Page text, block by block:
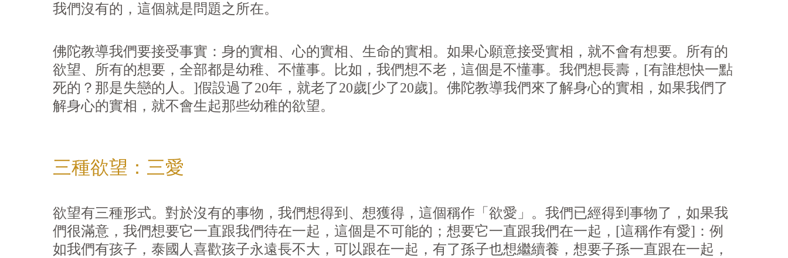
我們沒有的，這個就是問題之所在。
佛陀教導我們要接受事實：身的實相、心的實相、生命的實相。如果心願意接受實相，就不會有想要。所有的
欲望、所有的想要，全部都是幼稚、不懂事。比如，我們想不老，這個是不懂事。我們想長壽，[有誰想快一點
死的？那是失戀的人。]假設過了20年，就老了20歲[少了20歲]。佛陀教導我們來了解身心的實相，如果我們了
解身心的實相，就不會生起那些幼稚的欲望。
三種欲望：三愛
欲望有三種形式。對於沒有的事物，我們想得到、想獲得，這個稱作「 欲愛」。我們已經得到事物了，如果我
們很滿意，我們想要它一直跟我們待在一起，這個是不可能的；想要它一直跟我們在一起，[這稱作有愛]：例
如我們有孩子，泰國人喜歡孩子永遠長不大，可以跟在一起，有了孫子也想繼續養，想要子孫一直跟在一起，